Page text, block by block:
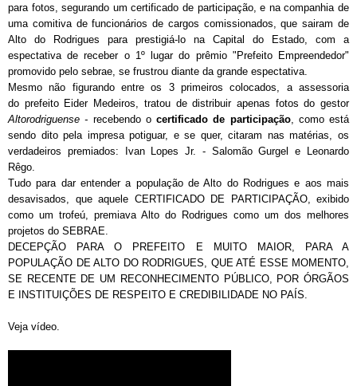
para fotos, segurando um certificado de participação, e na companhia de
uma comitiva de funcionários de cargos comissionados, que sairam de
Alto do Rodrigues para prestigiá-lo na Capital do Estado, com a
espectativa de receber o 1º lugar do prêmio "Prefeito Empreendedor"
promovido pelo sebrae, se frustrou diante da grande espectativa.
Mesmo não figurando entre os 3 primeiros colocados, a assessoria
do prefeito Eider Medeiros, tratou de distribuir apenas fotos do gestor
Altorodriguense - recebendo o certificado de participação, como está
sendo dito pela impresa potiguar, e se quer, citaram nas matérias, os
verdadeiros premiados: Ivan Lopes Jr. - Salomão Gurgel e Leonardo
Rêgo.
Tudo para dar entender a população de Alto do Rodrigues e aos mais
desavisados, que aquele CERTIFICADO DE PARTICIPAÇÃO, exibido
como um trofeú, premiava Alto do Rodrigues como um dos melhores
projetos do SEBRAE.
DECEPÇÃO PARA O PREFEITO E MUITO MAIOR, PARA A
POPULAÇÃO DE ALTO DO RODRIGUES, QUE ATÉ ESSE MOMENTO,
SE RECENTE DE UM RECONHECIMENTO PÚBLICO, POR ÓRGÃOS
E INSTITUIÇÕES DE RESPEITO E CREDIBILIDADE NO PAÍS.
Veja vídeo.